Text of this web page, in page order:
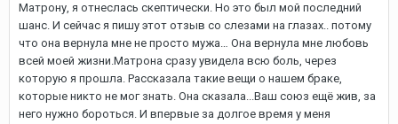
Матрону, я отнеслась скептически. Но это был мой последний
шанс. И сейчас я пишу этот отзыв со слезами на глазах.. потому
что она вернула мне не просто мужа… Она вернула мне любовь
всей моей жизни.Матрона сразу увидела всю боль, через
которую я прошла. Рассказала такие вещи о нашем браке,
которые никто не мог знать. Она сказала...Ваш союз ещё жив, за
него нужно бороться. И впервые за долгое время у меня